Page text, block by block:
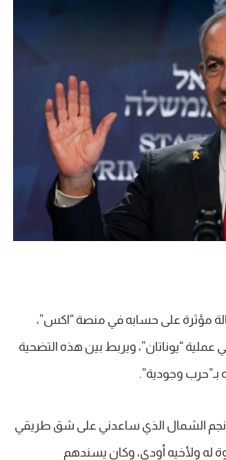
مؤثرة على حسابه في منصة “اكس”،
عملية “يوناتان”، ويربط بين هذه التضحية
بـ”حرب وجودية”.
نجم الشمال الذي ساعدني على شق طريقي
له ولأخيه أودي، وكان يسندهم